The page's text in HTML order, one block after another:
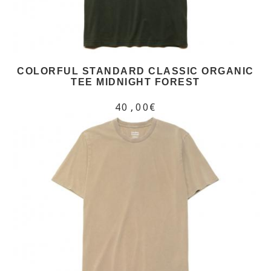
COLORFUL STANDARD CLASSIC ORGANIC
TEE MIDNIGHT FOREST
40,00€